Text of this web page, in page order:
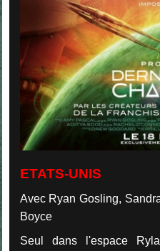
ETATS-UNIS
Avec Ryan Gosling,
Boyce
Seul dans l'espace